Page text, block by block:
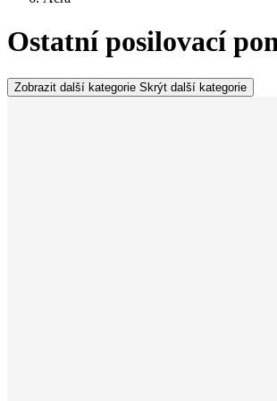
Ostatní posilovací
Zobrazit další kategorie Skrýt další kategorie